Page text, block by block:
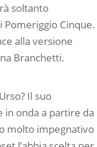
soltanto
Pomeriggio Cinque.
alla versione
Branchetti.
Il suo
in onda a partire da
molto impegnativo